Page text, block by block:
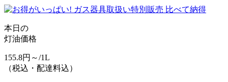
本日の
灯油価格
155.8円～/1L
（税込・配達料込）